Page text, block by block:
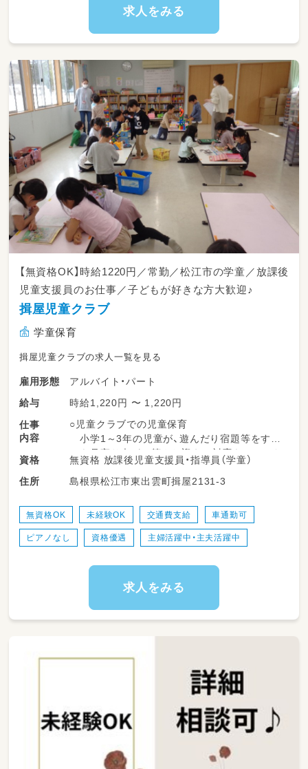
求人をみる
【無資格OK】時給1220円／常勤／松江市の学童／放課後
児童支援員のお仕事／子どもが好きな方大歓迎♪
揖屋児童クラブ
学童保育
揖屋児童クラブの求人一覧を見る
雇用形態
アルバイト・パート
給与
時給1,220円 〜 1,220円
仕事
内容
○児童クラブでの児童保育
小学1～3年の児童が、遊んだり宿題等をする
のを見守り声がけ等やお迎えの対応をしていた
だきます。
※夏季冬季とも、外遊びを実施しています。
ありません。
○その他、当クラブの定める業務
掃除、机運び、子どもの検温、電話対応、
おもらし・嘔吐などの対応、読み聞かせ、開設
その他事務作業 などの仕事も行っていただ
資格
無資格 放課後児童支援員・指導員（学童）
住所
島根県松江市東出雲町揖屋2131-3
無資格OK 未経験OK 交通費支給 車通勤可
ピアノなし 資格優遇 主婦活躍中・主夫活躍中
求人をみる